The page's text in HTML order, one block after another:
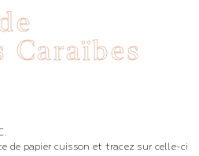
Caraïbes
de papier cuisson et tracez sur celle-ci